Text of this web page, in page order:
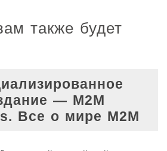
также будет
— M2M
Все о мире М2М